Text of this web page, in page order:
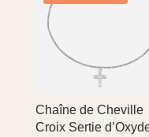
Chaîne de Cheville
Croix Sertie